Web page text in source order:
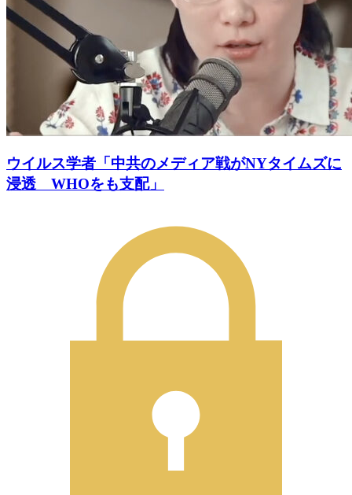
ウイルス学者「中共のメディア戦がNYタイムズに
浸透 WHOをも支配」